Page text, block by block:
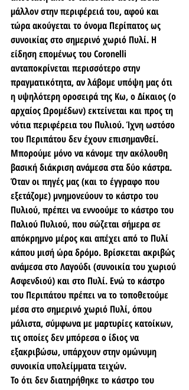
μάλλον στην περιφέρειά του, αφού και
τώρα ακούγεται το όνομα Περίπατος ως
συνοικίας στο σημερινό χωριό Πυλί. Η
είδηση επομένως του Coronelli
ανταποκρίνεται περισσότερο στην
πραγματικότητα, αν λάβομε υπόψη μας ότι
η υψηλότερη οροσειρά της Κω, ο Δίκαιος (ο
αρχαίος Ωρομέδων) εκτείνεται και προς τη
νότια περιφέρεια του Πυλιού. Ίχνη ωστόσο
του Περιπάτου δεν έχουν επισημανθεί.
Μπορούμε μόνο να κάνομε την ακόλουθη
βασική διάκριση ανάμεσα στα δύο κάστρα.
Όταν οι πηγές μας (και το έγγραφο που
εξετάζομε) μνημονεύουν το κάστρο του
Πυλιού, πρέπει να εννοούμε το κάστρο του
Παλιού Πυλιού, που σώζεται σήμερα σε
απόκρημνο μέρος και απέχει από το Πυλί
κάπου μισή ώρα δρόμο. Βρίσκεται ακριβώς
ανάμεσα στο Λαγούδι (συνοικία του χωριού
Ασφενδιού) και στο Πυλί. Ενώ το κάστρο
του Περιπάτου πρέπει να το τοποθετούμε
μέσα στο σημερινό χωριό Πυλί, όπου
μάλιστα, σύμφωνα με μαρτυρίες κατοίκων,
τις οποίες δεν μπόρεσα ο ίδιος να
εξακριβώσω, υπάρχουν στην ομώνυμη
συνοικία υπολείμματα τειχών.
Το ότι δεν διατηρήθηκε το κάστρο του